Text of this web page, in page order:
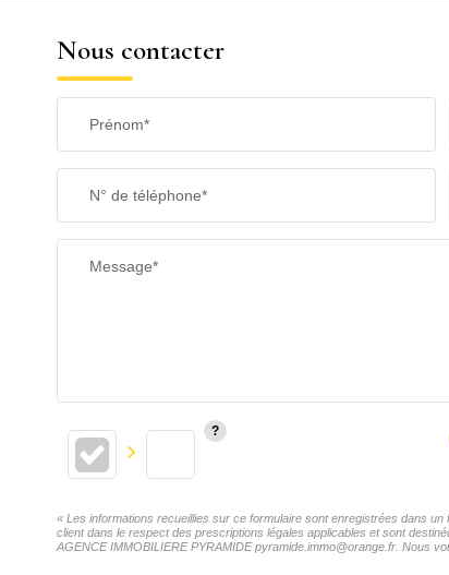
TAXE FONCIÈRE
SUPERFICIE :
RESTAURANTS ET CAFÉS
Nous contacter
Prénom*
N° de téléphone*
Message*
« Les informations recueillies sur ce formulaire sont enregistrées dans
client dans le respect des prescriptions légales applicables et sont
AGENCE IMMOBILIERE PYRAMIDE pyramide.immo@orange.fr. Nous